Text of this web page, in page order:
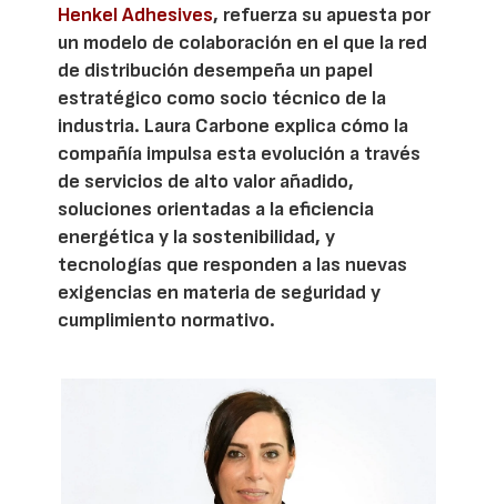
Henkel Adhesives, refuerza su apuesta por
un modelo de colaboración en el que la red
de distribución desempeña un papel
estratégico como socio técnico de la
industria. Laura Carbone explica cómo la
compañía impulsa esta evolución a través
de servicios de alto valor añadido,
soluciones orientadas a la eficiencia
energética y la sostenibilidad, y
tecnologías que responden a las nuevas
exigencias en materia de seguridad y
cumplimiento normativo.